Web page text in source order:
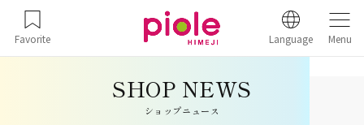
Favorite Language Menu
ショップニュース